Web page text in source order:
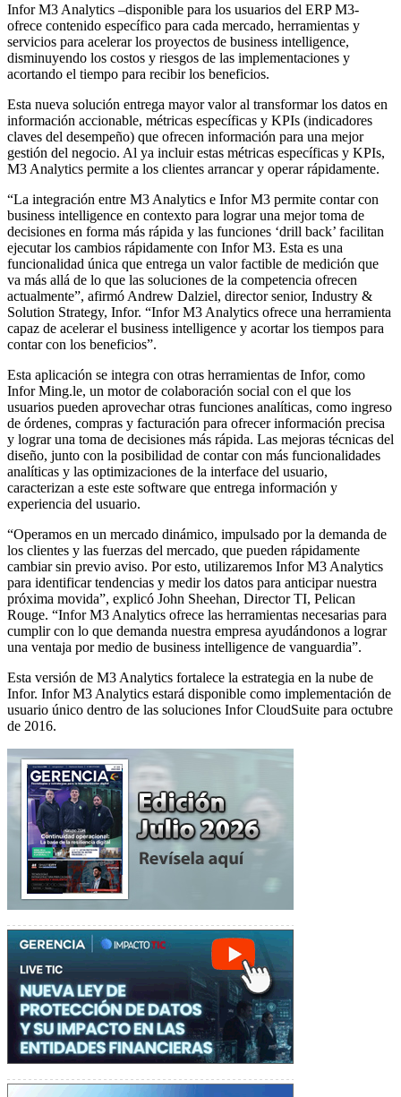
Infor M3 Analytics –disponible para los usuarios del ERP M3-
ofrece contenido específico para cada mercado, herramientas y
servicios para acelerar los proyectos de business intelligence,
disminuyendo los costos y riesgos de las implementaciones y
acortando el tiempo para recibir los beneficios.
Esta nueva solución entrega mayor valor al transformar los datos en
información accionable, métricas específicas y KPIs (indicadores
claves del desempeño) que ofrecen información para una mejor
gestión del negocio. Al ya incluir estas métricas específicas y KPIs,
M3 Analytics permite a los clientes arrancar y operar rápidamente.
“La integración entre M3 Analytics e Infor M3 permite contar con
business intelligence en contexto para lograr una mejor toma de
decisiones en forma más rápida y las funciones ‘drill back’ facilitan
ejecutar los cambios rápidamente con Infor M3. Esta es una
funcionalidad única que entrega un valor factible de medición que
va más allá de lo que las soluciones de la competencia ofrecen
actualmente”, afirmó Andrew Dalziel, director senior, Industry &
Solution Strategy, Infor. “Infor M3 Analytics ofrece una herramienta
capaz de acelerar el business intelligence y acortar los tiempos para
contar con los beneficios”.
Esta aplicación se integra con otras herramientas de Infor, como
Infor Ming.le, un motor de colaboración social con el que los
usuarios pueden aprovechar otras funciones analíticas, como ingreso
de órdenes, compras y facturación para ofrecer información precisa
y lograr una toma de decisiones más rápida. Las mejoras técnicas del
diseño, junto con la posibilidad de contar con más funcionalidades
analíticas y las optimizaciones de la interface del usuario,
caracterizan a este este software que entrega información y
experiencia del usuario.
“Operamos en un mercado dinámico, impulsado por la demanda de
los clientes y las fuerzas del mercado, que pueden rápidamente
cambiar sin previo aviso. Por esto, utilizaremos Infor M3 Analytics
para identificar tendencias y medir los datos para anticipar nuestra
próxima movida”, explicó John Sheehan, Director TI, Pelican
Rouge. “Infor M3 Analytics ofrece las herramientas necesarias para
cumplir con lo que demanda nuestra empresa ayudándonos a lograr
una ventaja por medio de business intelligence de vanguardia”.
Esta versión de M3 Analytics fortalece la estrategia en la nube de
Infor. Infor M3 Analytics estará disponible como implementación de
usuario único dentro de las soluciones Infor CloudSuite para octubre
de 2016.